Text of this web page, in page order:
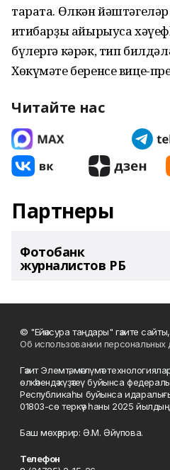
тарата. Өлкəн
иғтибарҙы айырыуса
бүлергə кəрəк, тип
Хөкүмəте беренсе вице-
Читайте нас
Партнеры
Фотобанк
журналистов РБ
© "Ейәнсура таңдары" гәзите
Об использовании персональных
Гәзит Элемтә, мәғлүмәт
өлкәһендә күҙәтеү буйынса
Республикаһы буйынса
01803-сө теркәү һаны 2025
Баш мөхәррир: Ә.М. Әйүпова.
Телефон